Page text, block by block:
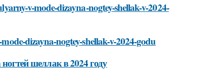
v-mode-dizayna-nogtey-shellak-v-2024-
dizayna-nogtey-shellak-v-2024-godu
шеллак в 2024 году